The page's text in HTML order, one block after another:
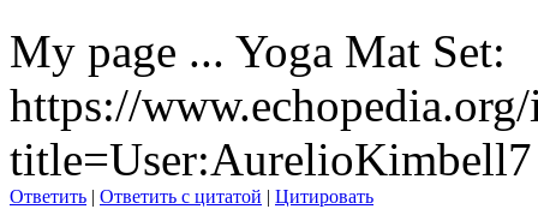
My page ... Yoga Mat Set:
https://
title=User:AurelioKimbell7
Ответить | Ответить с цитатой | Цитировать